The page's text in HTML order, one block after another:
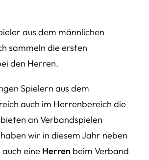
aus dem männlichen
sammeln die ersten
den Herren.
Spielern aus dem
auch im Herrenbereich die
an Verbandspielen
wir in diesem Jahr neben
auch eine Herren beim Verband